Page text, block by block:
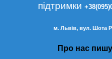
підтримки
м. Львів, вул.
Про нас